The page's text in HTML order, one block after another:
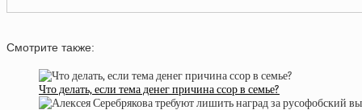
Смотрите также:
Что делать, если тема денег причина ссор в семье?